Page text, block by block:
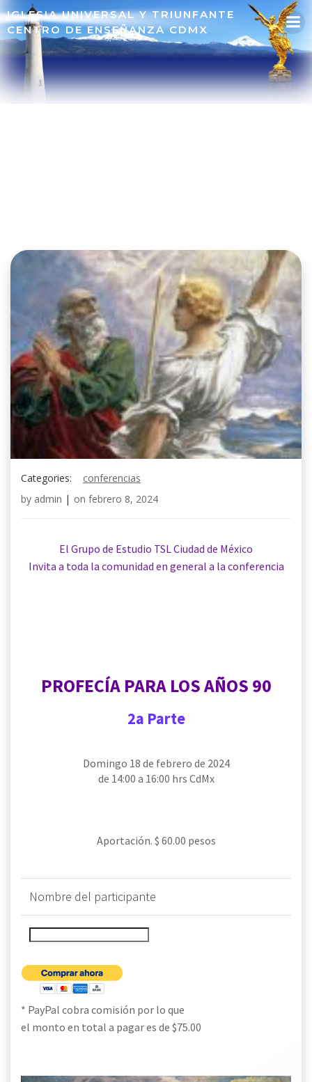
IGLESIA UNIVERSAL Y TRIUNFANTE
CENTRO DE ENSEÑANZA CDMX
Categories:
conferencias
by admin | on febrero 8, 2024
El Grupo de Estudio TSL Ciudad de México
Invita a toda la comunidad en general a la conferencia
PROFECÍA PARA LOS AÑOS 90
2a Parte
Domingo 18 de febrero de 2024
de 14:00 a 16:00 hrs CdMx
Aportación. $ 60.00 pesos
Nombre del participante
* PayPal cobra comisión por lo que
el monto en total a pagar es de $75.00